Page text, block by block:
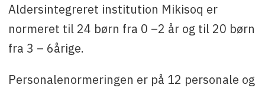
Kontakt: Kista I. Sørensen, tlf. +299 36 78 20
eller e-mail: kiis@sermersooq.gl
Aldersintegreret institution Mikisoq er
normeret til 24 børn fra 0 –2 år og til 20 børn
fra 3 – 6årige.
Personalenormeringen er på 12 personale og